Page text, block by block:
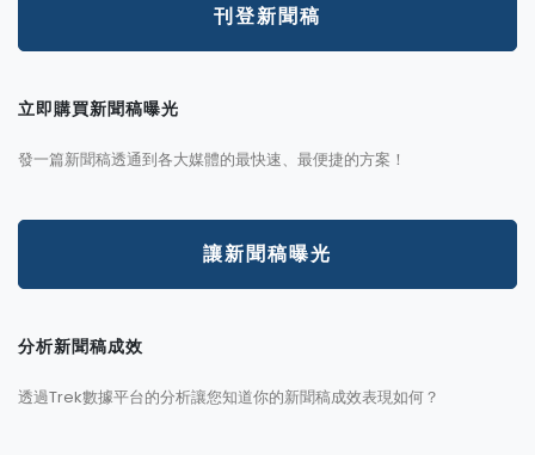
刊登新聞稿
立即購買新聞稿曝光
發一篇新聞稿透通到各大媒體的最快速、最便捷的方案！
讓新聞稿曝光
分析新聞稿成效
透過Trek數據平台的分析讓您知道你的新聞稿成效表現如何？